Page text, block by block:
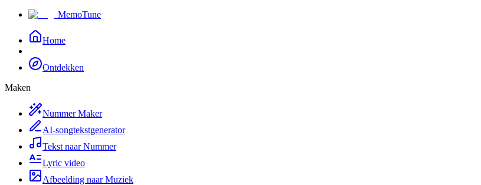
MemoTune
Home
Ontdekken
Maken
Nummer Maker
AI-songtekstgenerator
Tekst naar Nummer
Lyric video
Afbeelding naar Muziek